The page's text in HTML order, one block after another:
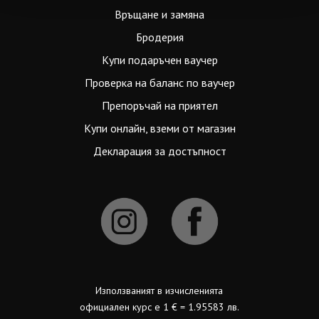
Връщане и замяна
Бродерия
Купи подаръчен ваучер
Проверка на баланс по ваучер
Препоръчай на приятел
Купи онлайн, вземи от магазин
Декларация за достъпност
Използваният в изчисленията
официален курс е 1 € = 1.95583 лв.